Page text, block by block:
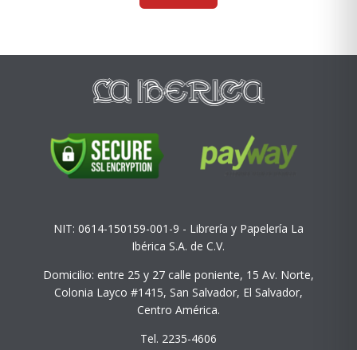
NIT: 0614-150159-001-9 - Librería y Papelería La
Ibérica S.A. de C.V.
Domicilio: entre 25 y 27 calle poniente, 15 Av. Norte,
Colonia Layco #1415, San Salvador, El Salvador,
Centro América.
Tel. 2235-4606